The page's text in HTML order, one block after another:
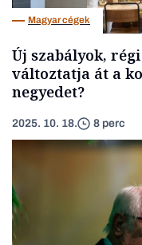
Magyar cégek
Új szabályok,
változtatja át a
negyedet?
2025. 10. 18. 8 perc